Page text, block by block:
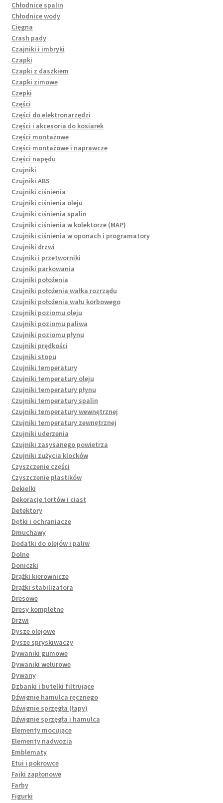
Chłodnice spalin
Chłodnice wody
Cięgna
Crash pady
Czajniki i imbryki
Czapki
Czapki z daszkiem
Czapki zimowe
Czepki
Części
Części do elektronarzędzi
Części i akcesoria do kosiarek
Części montażowe
Części montażowe i naprawcze
Części napędu
Czujniki
Czujniki ABS
Czujniki ciśnienia
Czujniki ciśnienia oleju
Czujniki ciśnienia spalin
Czujniki ciśnienia w kolektorze (MAP)
Czujniki ciśnienia w oponach i programatory
Czujniki drzwi
Czujniki i przetworniki
Czujniki parkowania
Czujniki położenia
Czujniki położenia wałka rozrządu
Czujniki położenia wału korbowego
Czujniki poziomu oleju
Czujniki poziomu paliwa
Czujniki poziomu płynu
Czujniki prędkości
Czujniki stopu
Czujniki temperatury
Czujniki temperatury oleju
Czujniki temperatury płynu
Czujniki temperatury spalin
Czujniki temperatury wewnętrznej
Czujniki temperatury zewnętrznej
Czujniki uderzenia
Czujniki zasysanego powietrza
Czujniki zużycia klocków
Czyszczenie części
Czyszczenie plastików
Dekielki
Dekoracje tortów i ciast
Detektory
Dętki i ochraniacze
Dmuchawy
Dodatki do olejów i paliw
Dolne
Doniczki
Drążki kierownicze
Drążki stabilizatora
Dresowe
Dresy kompletne
Drzwi
Dysze olejowe
Dysze spryskiwaczy
Dywaniki gumowe
Dywaniki welurowe
Dywany
Dzbanki i butelki filtrujące
Dźwignie hamulca ręcznego
Dźwignie sprzęgła (łapy)
Dźwignie sprzęgła i hamulca
Elementy mocujące
Elementy nadwozia
Emblematy
Etui i pokrowce
Fajki zapłonowe
Farby
Figurki